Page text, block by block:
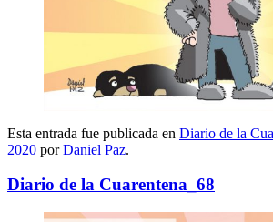
Esta entrada fue publicada en Diario de la
2020 porDaniel Paz.
Diario de la Cuarentena_68